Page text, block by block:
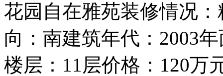
花园自在雅苑装修情况
向：南建筑年代：2003
楼层：11层价格：120万